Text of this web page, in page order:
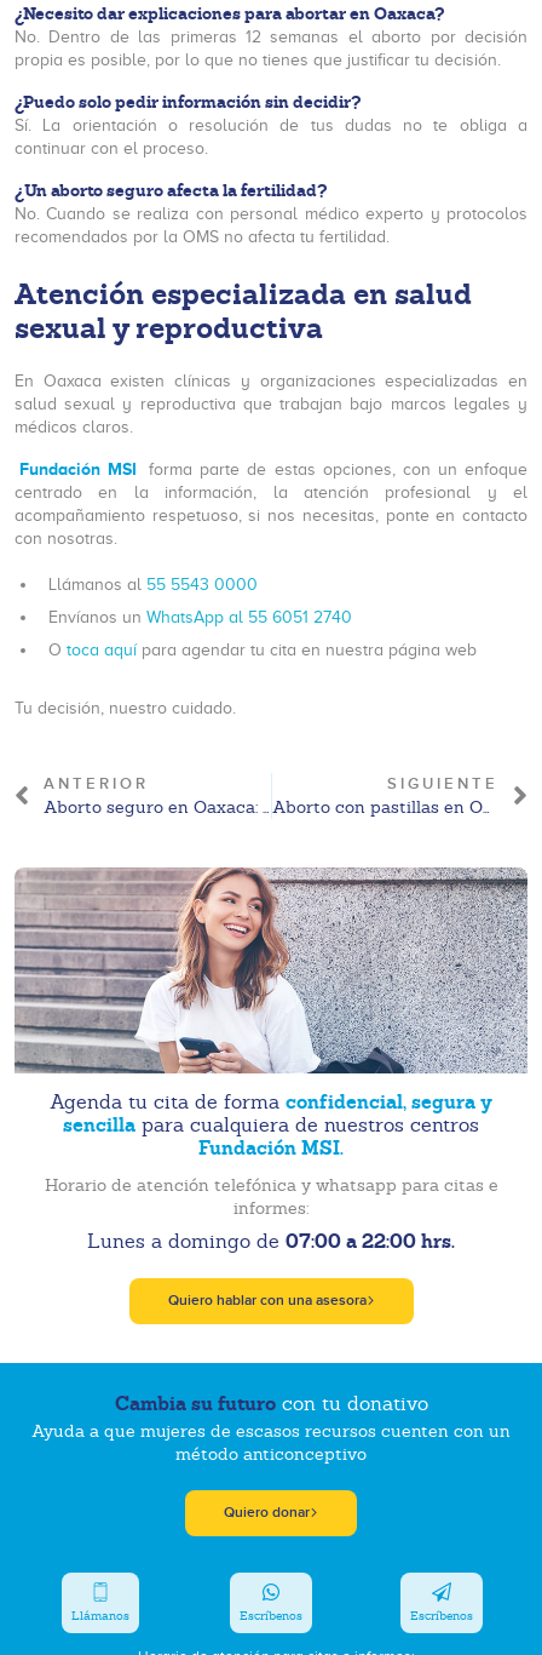
¿Necesito dar explicaciones para abortar en Oaxaca?
No. Dentro de las primeras 12 semanas el aborto por decisión
propia es posible, por lo que no tienes que justificar tu decisión.
¿Puedo solo pedir información sin decidir?
Sí. La orientación o resolución de tus dudas no te obliga a
continuar con el proceso.
¿Un aborto seguro afecta la fertilidad?
No. Cuando se realiza con personal médico experto y protocolos
recomendados por la OMS no afecta tu fertilidad.
Atención especializada en salud
sexual y reproductiva
En Oaxaca existen clínicas y organizaciones especializadas en
salud sexual y reproductiva que trabajan bajo marcos legales y
médicos claros.
Fundación MSI
forma parte de estas opciones, con un enfoque
centrado en la información, la atención profesional y el
acompañamiento respetuoso, si nos necesitas, ponte en contacto
con nosotras.
Llámanos al 55 5543 0000
Envíanos un WhatsApp al 55 6051 2740
O toca aquípara agendar tu cita en nuestra página web
Tu decisión, nuestro cuidado.
ANTERIOR
Aborto seguro en Oaxaca: qué significa y cómo se define legalmente en 2026
SIGUIENTE
Aborto con pastillas en Oaxaca: información general, precios 2026 y marco legal
Agenda tu cita de forma confidencial, segura y
sencilla para cualquiera de nuestros centros
Fundación MSI.
Horario de atención telefónica y whatsapp para citas e
informes:
Lunes a domingo de 07:00 a 22:00 hrs.
Quiero hablar con una asesora
Cambia su futurocon tu donativo
Ayuda a que mujeres de escasos recursos cuenten con un
método anticonceptivo
Quiero donar
Llámanos Escríbenos Escríbenos